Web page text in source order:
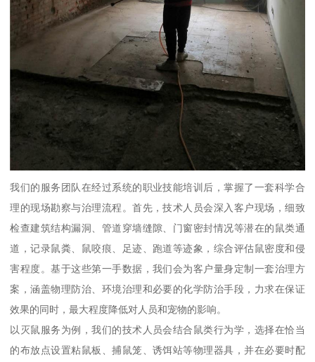
我们的服务团队在经过系统的职业技能培训后，掌握了一套科学合
理的现场勘察与治理流程。首先，技术人员会深入客户现场，细致
检查建筑结构漏洞、管道穿墙缝隙、门窗密封情况等潜在的鼠类通
道，记录鼠粪、鼠咬痕、足迹、跑道等迹象，综合评估鼠密度和侵
害程度。基于这些第一手数据，我们会为客户量身定制一套治理方
案，涵盖物理防治、环境治理和必要的化学防治手段，力求在保证
效果的同时，最大程度降低对人员和宠物的影响。
以灭鼠服务为例，我们的技术人员会结合鼠类行为学，选择在恰当
的布放点设置粘鼠板、捕鼠笼、诱饵站等物理器具，并在必要时配